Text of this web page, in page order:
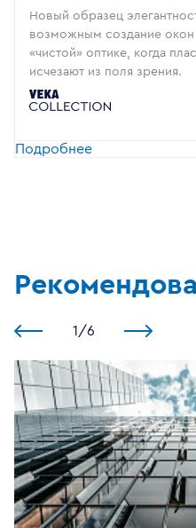
Новый образец
возможным создание
«чистой» оптике, когда
исчезают из поля зрения.
Подробнее
1 /6